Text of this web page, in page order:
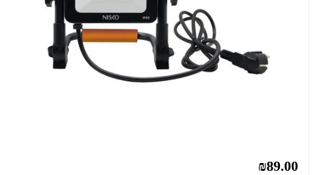
₪89.00